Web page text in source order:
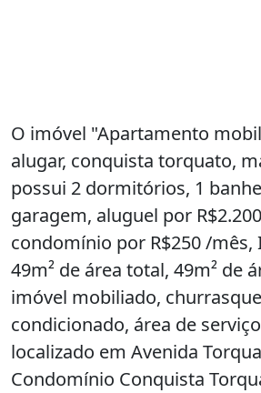
O imóvel "Apartamento
alugar, conquista torquato,
possui 2 dormitórios, 1
garagem, aluguel por
condomínio por R$250 /mês,
49m² de área total, 49m² de
imóvel mobiliado,
condicionado, área de
localizado em Avenida
Condomínio Conquista